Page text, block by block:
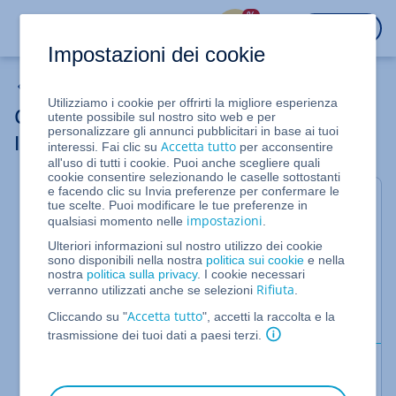
%
Configurare un certificato SSL gestito da
IONOS (SSL Premium)
Per pacchetti Hosting
Puoi configurare il tuo certificato SSL personale
direttamente dal tuo account IONOS. Con la
configurazione, il certificato SSL viene rilasciato al
dominio desiderato, installato nello spazio web e
attivato automaticamente.
Il pacchetto contiene un certificato SSL non
Impostazioni dei cookie
Utilizziamo i cookie per offrirti la migliore esperienza
utente possibile sul nostro sito web e per
personalizzare gli annunci pubblicitari in base ai tuoi
interessi. Fai clic suAccetta tutto per acconsentire
all'uso di tutti i cookie. Puoi anche scegliere quali
cookie consentire selezionando le caselle sottostanti
e facendo clic su Invia preferenze per confermare le
tue scelte. Puoi modificare le tue preferenze in
qualsiasi momento nelle impostazioni
Ulteriori informazioni sul nostro utilizzo dei cookie
sono disponibili nella nostra politica sui cookie e nella
nostra politica sulla privacy. I cookie necessari
verranno utilizzati anche se selezioni Rifiuta
Cliccando su "Accetta tutto", accetti la raccolta e la
trasmissione dei tuoi dati a paesi terzi.